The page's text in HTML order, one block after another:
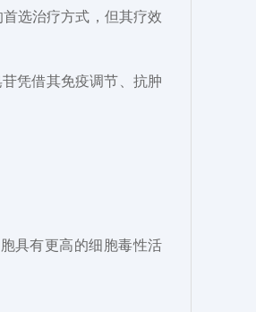
选治疗方式，但其疗效
凭借其免疫调节、抗肿
具有更高的细胞毒性活